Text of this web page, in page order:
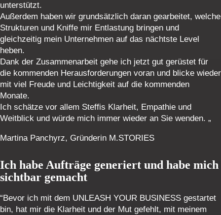
unterstützt.
Außerdem haben wir grundsätzlich daran gearbeitet, welche
Strukturen und Kniffe mir Entlastung bringen und
gleichzeitig mein Unternehmen auf das nächtste Level
heben.
Dank der Zusammenarbeit gehe ich jetzt gut gerüstet für
die kommenden Herausforderungen voran und blicke wieder
mit viel Freude und Leichtigkeit auf die kommenden
Monate.
Ich schätze vor allem Steffis Klarheit, Empathie und
Weitblick und würde mich immer wieder an Sie wenden. „
Martina Panchyrz, Gründerin M.STORIES
Ich habe Aufträge generiert und habe mich
sichtbar gemacht
“Bevor ich mit dem UNLEASH YOUR BUSINESS gestartet
bin, hat mir die Klarheit und der Mut gefehlt, mit meinem